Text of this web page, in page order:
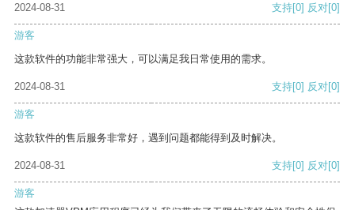
2024-08-31
支持[0] 反对[0]
游客
这款软件的功能非常强大，可以满足我日常使用的需求。
2024-08-31 支持[0] 反对[0]
游客
这款软件的售后服务非常好，遇到问题都能得到及时解决。
2024-08-31 支持[0] 反对[0]
游客